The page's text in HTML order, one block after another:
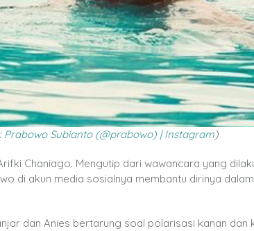
Prabowo Subianto (@prabowo) | Instagram)
Chaniago. Mengutip dari wawancara yang
di akun media sosialnya membantu dirinya dalam
dan Anies bertarung soal polarisasi kanan dan